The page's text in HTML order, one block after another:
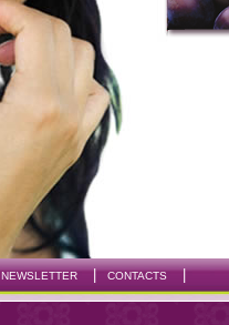
NEWSLETTER | CONTACTS |